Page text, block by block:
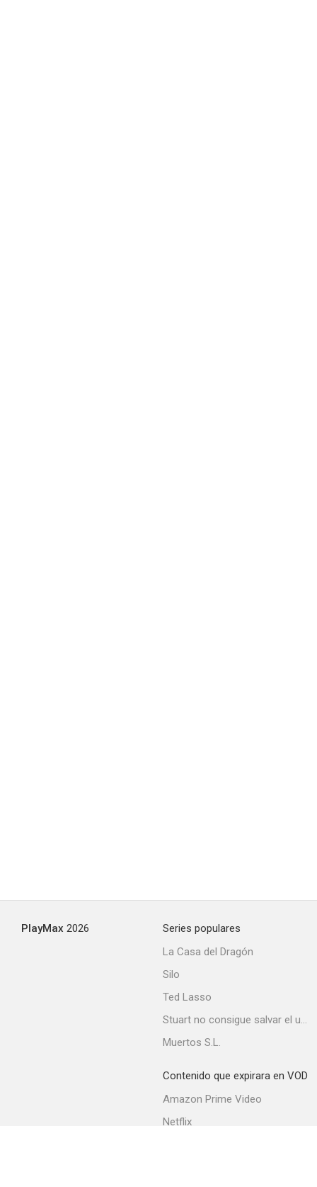
PlayMax 2026
Series populares
La Casa del Dragón
Silo
Ted Lasso
Stuart no consigue salvar el universo
Muertos S.L.
Contenido que expirara en VOD
Amazon Prime Video
Netflix